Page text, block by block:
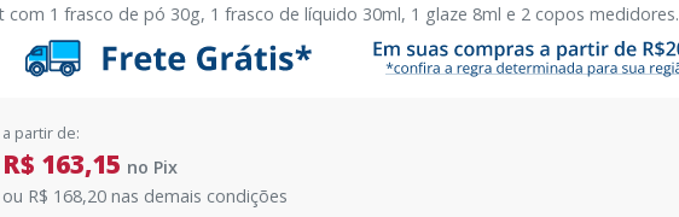
com 1 frasco de pó 30g, 1 frasco de líquido 30ml, 1 glaze 8ml e 2 copos medidores.
a partir de:
R$ 163,15 no Pix
ou R$ 168,20 nas demais condições